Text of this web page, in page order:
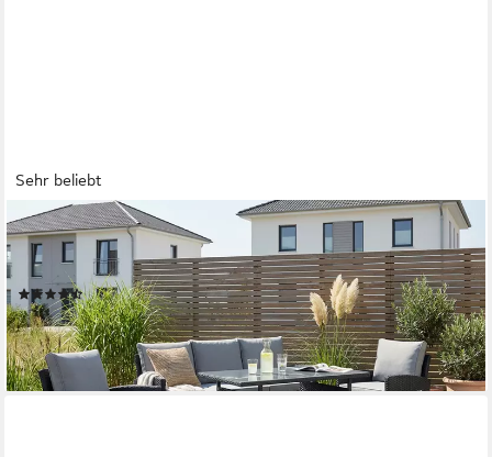
Sehr beliebt
KONIFERA
Gartenlounge-Set »Brooklyn«, (Set, 12-tlg., 1x 3er Sofabank, 2
Sessel, Tisch 66x120x74 cm, inkl. Auflagen), Stahl/Polyrattan
(24)
399,99 € UVP499,99 €
-20%
lieferbar - in 4-5 Werktagen bei dir